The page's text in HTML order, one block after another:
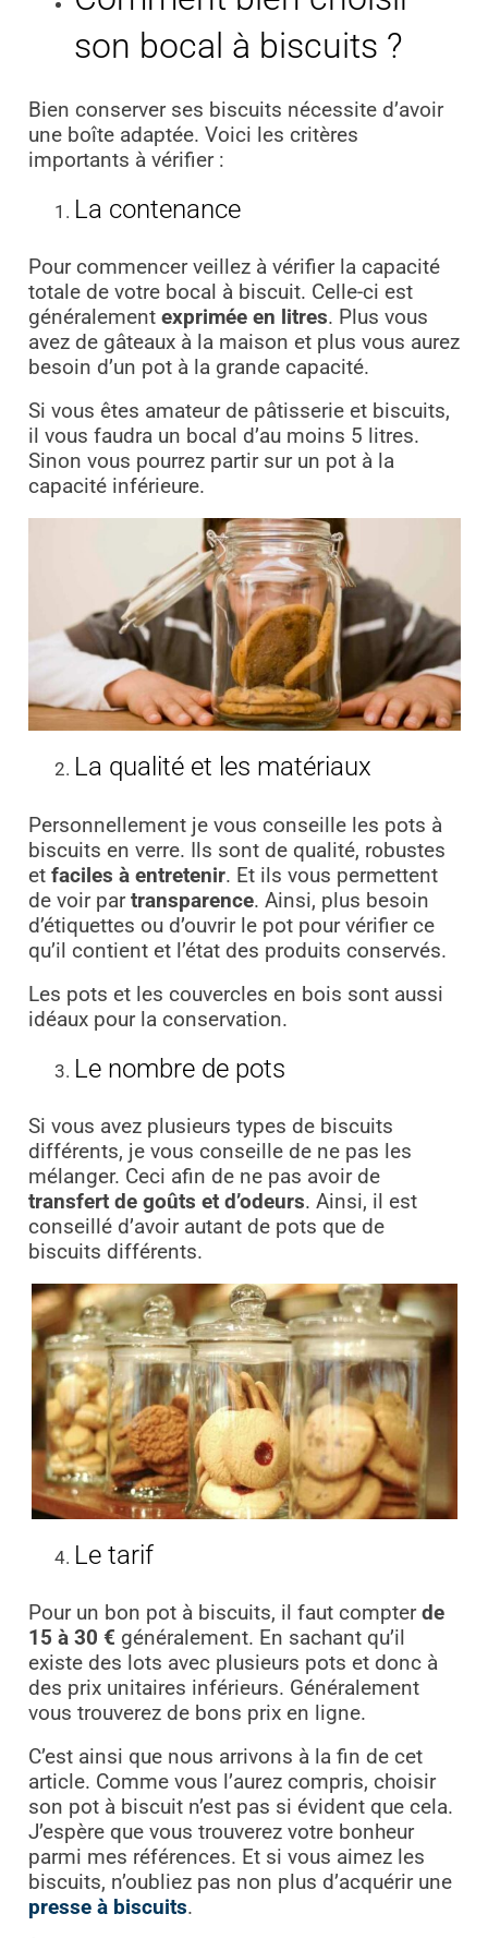
son bocal à biscuits ?
Bien conserver ses biscuits nécessite d’avoir
une boîte adaptée. Voici les critères
importants à vérifier :
La contenance
Pour commencer veillez à vérifier la capacité
totale de votre bocal à biscuit. Celle-ci est
généralement exprimée en litres. Plus vous
avez de gâteaux à la maison et plus vous aurez
besoin d’un pot à la grande capacité.
Si vous êtes amateur de pâtisserie et biscuits,
il vous faudra un bocal d’au moins 5 litres.
Sinon vous pourrez partir sur un pot à la
capacité inférieure.
La qualité et les matériaux
Personnellement je vous conseille les pots à
biscuits en verre. Ils sont de qualité, robustes
et faciles à entretenir. Et ils vous permettent
de voir partransparence. Ainsi, plus besoin
d’étiquettes ou d’ouvrir le pot pour vérifier ce
qu’il contient et l’état des produits conservés.
Les pots et les couvercles en bois sont aussi
idéaux pour la conservation.
Le nombre de pots
Si vous avez plusieurs types de biscuits
différents, je vous conseille de ne pas les
mélanger. Ceci afin de ne pas avoir de
transfert de goûts et d’odeurs. Ainsi, il est
conseillé d’avoir autant de pots que de
biscuits différents.
Le tarif
Pour un bon pot à biscuits, il faut compterde
15 à 30 € généralement. En sachant qu’il
existe des lots avec plusieurs pots et donc à
des prix unitaires inférieurs. Généralement
vous trouverez de bons prix en ligne.
C’est ainsi que nous arrivons à la fin de cet
article. Comme vous l’aurez compris, choisir
son pot à biscuit n’est pas si évident que cela.
J’espère que vous trouverez votre bonheur
parmi mes références. Et si vous aimez les
biscuits, n’oubliez pas non plus d’acquérir une
presse à biscuits.